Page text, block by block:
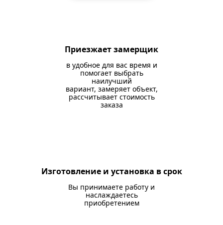
Приезжает замерщик
в удобное для вас время и
помогает выбрать
наилучший
вариант, замеряет объект,
рассчитывает стоимость
заказа
Изготовление и установка в срок
Вы принимаете работу и
наслаждаетесь
приобретением